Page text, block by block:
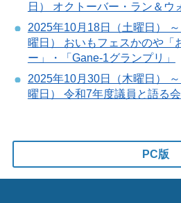
日） オクトーバー・ラン＆ウ
2025年10月18日（土曜日）
曜日） おいもフェスかのや「
ー」・「Gane-1グランプリ」
2025年10月30日（木曜日）
曜日） 令和7年度議員と語る会
PC版